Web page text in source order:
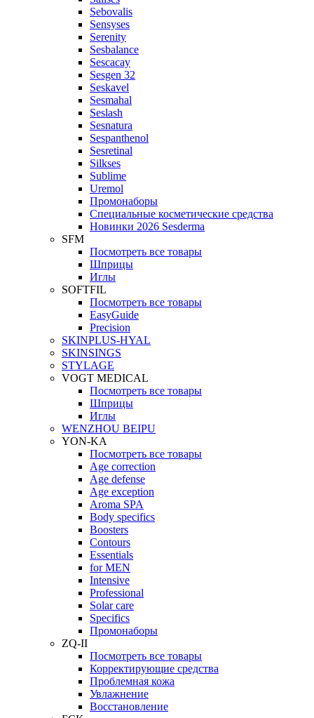
Sebovalis
Sensyses
Serenity
Sesbalance
Sescacay
Sesgen 32
Seskavel
Sesmahal
Seslash
Sesnatura
Sespanthenol
Sesretinal
Silkses
Sublime
Uremol
Промонаборы
Специальные косметические средства
Новинки 2026 Sesderma
SFM
Посмотреть все товары
Шприцы
Иглы
SOFTFIL
Посмотреть все товары
EasyGuide
Precision
SKINPLUS-HYAL
SKINSINGS
STYLAGE
VOGT MEDICAL
Посмотреть все товары
Шприцы
Иглы
WENZHOU BEIPU
YON-KA
Посмотреть все товары
Age correction
Age defense
Age exception
Aroma SPA
Body specifics
Boosters
Contours
Essentials
for MEN
Intensive
Professional
Solar care
Specifics
Промонаборы
ZQ-II
Посмотреть все товары
Корректирующие средства
Проблемная кожа
Увлажнение
Восстановление